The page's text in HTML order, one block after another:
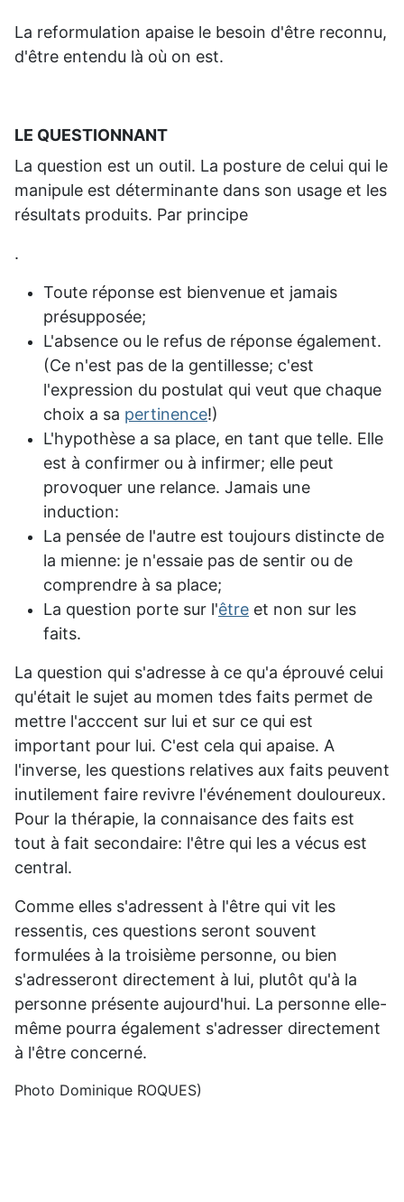
La reformulation apaise le besoin d'être reconnu,
d'être entendu là où on est.
LE QUESTIONNANT
La question est un outil. La posture de celui qui le
manipule est déterminante dans son usage et les
résultats produits. Par principe
.
Toute réponse est bienvenue et jamais
présupposée;
L'absence ou le refus de réponse également.
(Ce n'est pas de la gentillesse; c'est
l'expression du postulat qui veut que chaque
choix a sa pertinence!)
L'hypothèse a sa place, en tant que telle. Elle
est à confirmer ou à infirmer; elle peut
provoquer une relance. Jamais une
induction:
La pensée de l'autre est toujours distincte de
la mienne: je n'essaie pas de sentir ou de
comprendre à sa place;
La question porte sur l'être et non sur les
faits.
La question qui s'adresse à ce qu'a éprouvé celui
qu'était le sujet au momen tdes faits permet de
mettre l'acccent sur lui et sur ce qui est
important pour lui. C'est cela qui apaise. A
l'inverse, les questions relatives aux faits peuvent
inutilement faire revivre l'événement douloureux.
Pour la thérapie, la connaisance des faits est
tout à fait secondaire: l'être qui les a vécus est
central.
Comme elles s'adressent à l'être qui vit les
ressentis, ces questions seront souvent
formulées à la troisième personne, ou bien
s'adresseront directement à lui, plutôt qu'à la
personne présente aujourd'hui. La personne elle-
même pourra également s'adresser directement
à l'être concerné.
Photo Dominique ROQUES)